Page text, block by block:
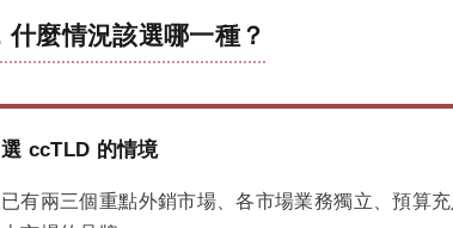
什麼情況該選哪一種？
選 ccTLD 的情境
已有兩三個重點外銷市場、各市場業務獨立、預算